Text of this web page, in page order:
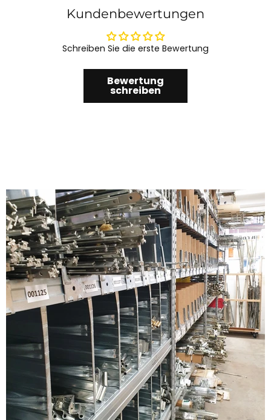
Kundenbewertungen
Schreiben Sie die erste Bewertung
Bewertung
schreiben